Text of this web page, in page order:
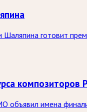
готовит
композиторов
объявил имена